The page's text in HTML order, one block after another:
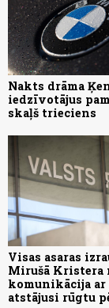
Nakts drāma
iedzīvotājus
skaļš trieciens
Visas asaras
Mirušā Kristera
komunikācija
atstājusi rūgtu